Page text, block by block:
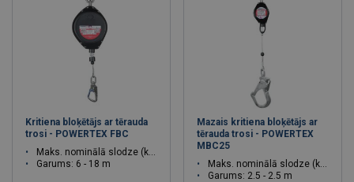
Kritiena bloķētājs ar tērauda
trosi - POWERTEX FBC
Maks. nominālā slodze (kg): 136
Garums: 6 - 18 m
Mazais kritiena bloķētājs ar
tērauda trosi - POWERTEX
MBC25
Maks. nominālā slodze (kg): 136
Garums: 2.5 - 2.5 m